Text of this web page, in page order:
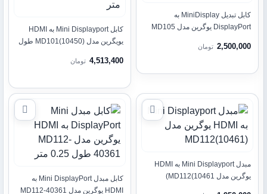
کابل تبدیل MiniDisplay به
DisplayPort یوگرین مدل MD105
2,500,000 تومان
کابل Mini Displayport به HDMI
یویگرین مدل (10450)MD101 طول
4,513,400 تومان
مبدل Mini Displayport به HDMI
یوگرین مدل MD112(10461)
کابل مبدل Mini DisplayPort به
HDMI یوگرین مدل MD112-40361